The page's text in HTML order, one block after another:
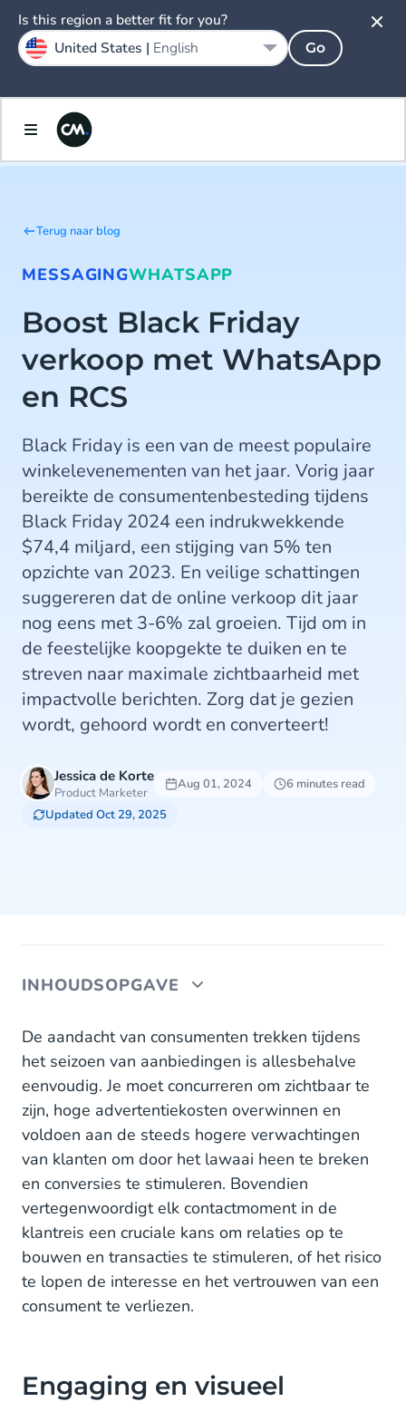
Terug naar blog
MESSAGINGWHATSAPP
Boost Black Friday
verkoop met WhatsApp
en RCS
Black Friday is een van de meest populaire
winkelevenementen van het jaar. Vorig jaar
bereikte de consumentenbesteding tijdens
Black Friday 2024 een indrukwekkende
$74,4 miljard, een stijging van 5% ten
opzichte van 2023. En veilige schattingen
suggereren dat de online verkoop dit jaar
nog eens met 3-6% zal groeien. Tijd om in
de feestelijke koopgekte te duiken en te
streven naar maximale zichtbaarheid met
impactvolle berichten. Zorg dat je gezien
wordt, gehoord wordt en converteert!
Jessica de Korte
Product Marketer
Aug 01, 2024
6 minutes read
Updated Oct 29, 2025
INHOUDSOPGAVE
Engaging en visueel aantrekkelijke berichten
Black Friday Business Messaging: Van conversatie
naar conversie
1. Pre-Sales
2. Aankoop
3. After sales
Aan de slag met WhatsApp en RCS
De aandacht van consumenten trekken tijdens
het seizoen van aanbiedingen is allesbehalve
eenvoudig. Je moet concurreren om zichtbaar te
zijn, hoge advertentiekosten overwinnen en
voldoen aan de steeds hogere verwachtingen
van klanten om door het lawaai heen te breken
en conversies te stimuleren. Bovendien
vertegenwoordigt elk contactmoment in de
klantreis een cruciale kans om relaties op te
bouwen en transacties te stimuleren, of het risico
te lopen de interesse en het vertrouwen van een
consument te verliezen.
Engaging en visueel
Is this region a better fit for you?
United States | English Go